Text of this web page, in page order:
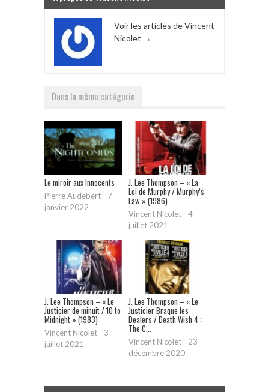
Voir les articles de Vincent
Nicolet →
Dans la même catégorie
Le miroir aux Innocents
Pierre Audebert - 7
janvier 2022
J. Lee Thompson – « La
Loi de Murphy / Murphy’s
Law » (1986)
Vincent Nicolet - 4
juillet 2021
J. Lee Thompson – « Le
Justicier de minuit / 10 to
Midnight » (1983)
Vincent Nicolet - 3
juillet 2021
J. Lee Thompson – « Le
Justicier Braque les
Dealers / Death Wish 4 :
The C...
Vincent Nicolet - 23
décembre 2020